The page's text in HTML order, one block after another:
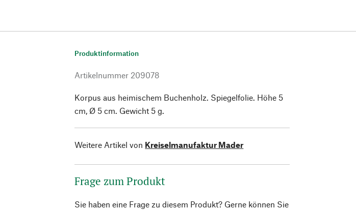
Produktinformation
Artikelnummer 209078
Korpus aus heimischem Buchenholz. Spiegelfolie. Höhe 5
cm, Ø 5 cm. Gewicht 5 g.
Weitere Artikel von Kreiselmanufaktur Mader
Frage zum Produkt
Sie haben eine Frage zu diesem Produkt? Gerne können Sie